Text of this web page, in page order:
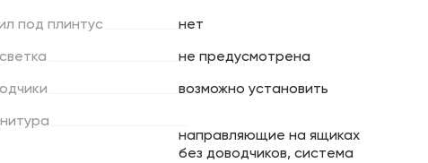
под плинтус нет
не предусмотрена
возможно установить
направляющие на ящиках
без доводчиков, система